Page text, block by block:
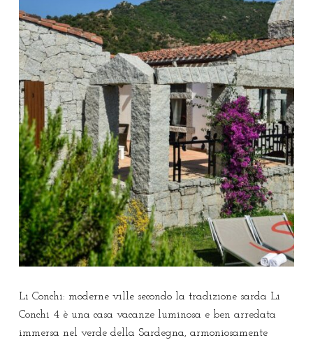
Li Conchi: moderne ville secondo la tradizione sarda Li
Conchi 4 è una casa vacanze luminosa e ben arredata
immersa nel verde della Sardegna, armoniosamente